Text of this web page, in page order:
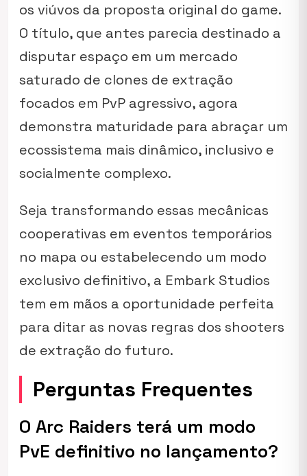
os viúvos da proposta original do game.
O título, que antes parecia destinado a
disputar espaço em um mercado
saturado de clones de extração
focados em PvP agressivo, agora
demonstra maturidade para abraçar um
ecossistema mais dinâmico, inclusivo e
socialmente complexo.
Seja transformando essas mecânicas
cooperativas em eventos temporários
no mapa ou estabelecendo um modo
exclusivo definitivo, a Embark Studios
tem em mãos a oportunidade perfeita
para ditar as novas regras dos shooters
de extração do futuro.
Perguntas Frequentes
O Arc Raiders terá um modo
PvE definitivo no lançamento?